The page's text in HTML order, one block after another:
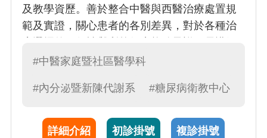
及教學資歷。善於整合中醫與西醫治療處置規
範及實證，關心患者的各別差異，對於各種治
說，使患者能依個別需求作出合理選擇。
#中醫家庭暨社區醫學科
#內分泌暨新陳代謝系 #糖尿病衛教中心
詳細介紹 初診掛號 複診掛號